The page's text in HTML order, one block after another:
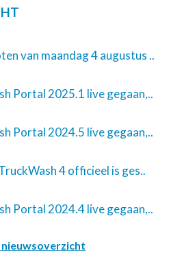
van maandag 4 augustus ..
Portal 2025.1 live gegaan,..
Portal 2024.5 live gegaan,..
4 officieel is ges..
Portal 2024.4 live gegaan,..